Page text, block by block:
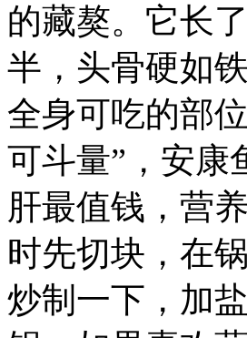
的藏獒。它长
半，头骨硬如
全身可吃的部
可斗量”，安康
肝最值钱，营
时先切块，在
炒制一下，加